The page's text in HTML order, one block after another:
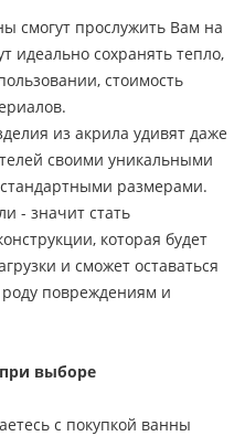
смогут прослужить Вам на
идеально сохранять тепло,
стоимость
из акрила удивят даже
своими уникальными
размерами.
- значит стать
которая будет
и сможет оставаться
повреждениям и
выборе
с покупкой ванны